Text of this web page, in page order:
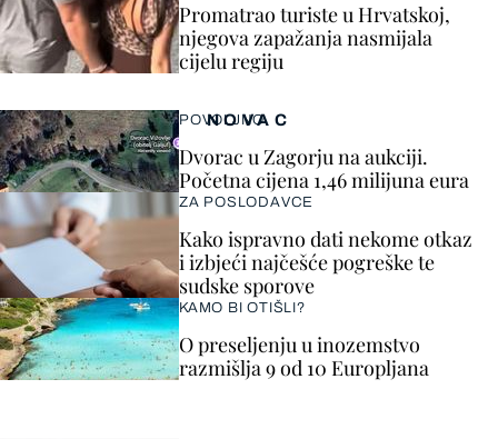
Promatrao turiste u Hrvatskoj,
njegova zapažanja nasmijala
cijelu regiju
NOVAC
POVOLJNO
Dvorac u Zagorju na aukciji.
Početna cijena 1,46 milijuna eura
ZA POSLODAVCE
Kako ispravno dati nekome otkaz
i izbjeći najčešće pogreške te
sudske sporove
KAMO BI OTIŠLI?
O preseljenju u inozemstvo
razmišlja 9 od 10 Europljana